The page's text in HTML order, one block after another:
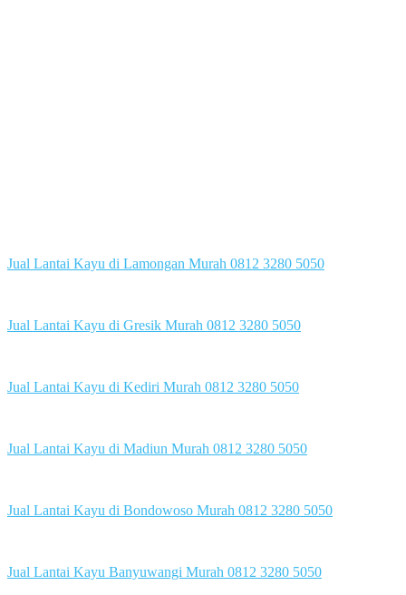
Jual Lantai Kayu di Lamongan Murah 0812 3280 5050
Jual Lantai Kayu di Gresik Murah 0812 3280 5050
Jual Lantai Kayu di Kediri Murah 0812 3280 5050
Jual Lantai Kayu di Madiun Murah 0812 3280 5050
Jual Lantai Kayu di Bondowoso Murah 0812 3280 5050
Jual Lantai Kayu Banyuwangi Murah 0812 3280 5050